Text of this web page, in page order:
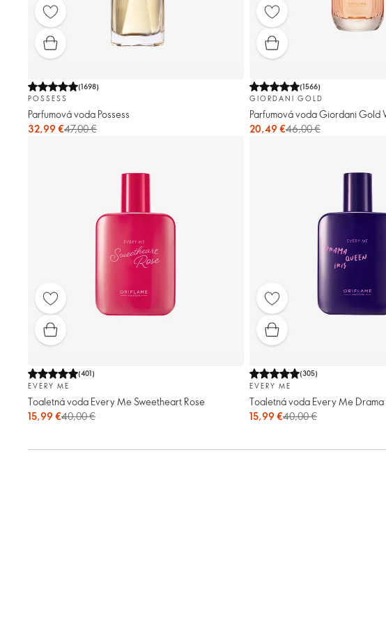
(1698)
POSSESS
Parfumová voda Possess
32,99 €47,00 €
(1566)
GIORDANI GOLD
Parfumová voda Giordani Gold
20,49 €46,00 €
(401)
EVERY ME
Toaletná voda Every Me Sweetheart Rose
15,99 €40,00 €
(305)
EVERY ME
Toaletná voda Every Me Drama
15,99 €40,00 €